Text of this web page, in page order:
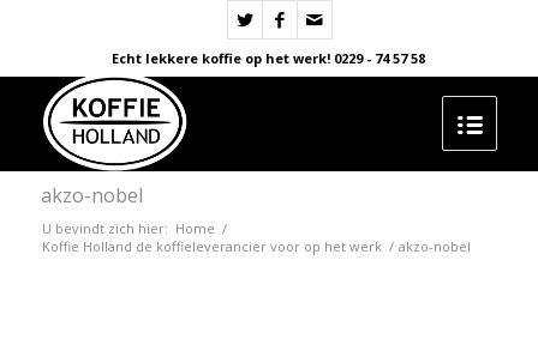
Echt lekkere koffie op het werk! 0229 - 74 57 58
akzo-nobel
U bevindt zich hier: Home /
Koffie Holland de koffieleverancier voor op het werk / akzo-nobel